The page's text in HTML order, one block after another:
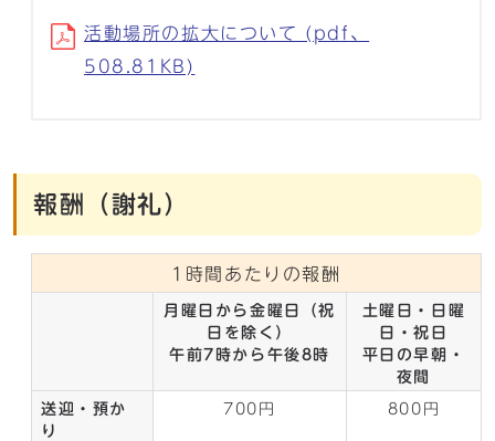
活動場所の拡大について (pdf、
508.81KB)
報酬（謝礼）
1時間あたりの報酬
月曜日から金曜日（祝
日を除く）
午前7時から午後8時
土曜日・日曜
日・祝日
平日の早朝・
夜間
送迎・預か
り
700円 800円